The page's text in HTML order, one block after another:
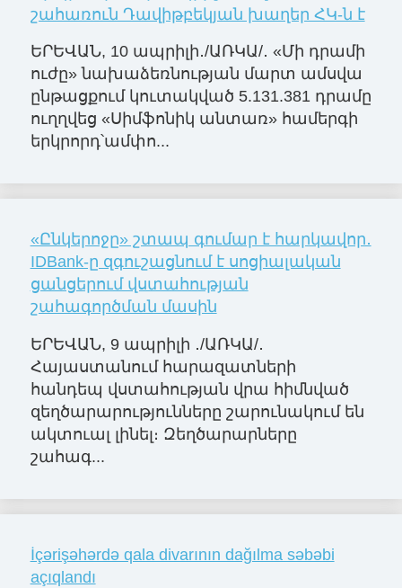
շահառուն Դավիթբեկյան խաղեր ՀԿ-ն է
ԵՐԵՎԱՆ, 10 ապրիլի․/ԱՌԿԱ/․ «Մի դրամի
ուժը» նախաձեռնության մարտ ամսվա
ընթացքում կուտակված 5.131.381 դրամը
ուղղվեց «Սիմֆոնիկ անտառ» համերգի
երկրորդ՝ամփո...
«Ընկերոջը» շտապ գումար է հարկավոր․
IDBank-ը զգուշացնում է սոցիալական
ցանցերում վստահության
շահագործման մասին
ԵՐԵՎԱՆ, 9 ապրիլի ․/ԱՌԿԱ/․
Հայաստանում հարազատների
հանդեպ վստահության վրա հիմնված
զեղծարարությունները շարունակում են
ակտուալ լինել։ Զեղծարարները
շահագ...
İçərişəhərdə qala divarının dağılma səbəbi
açıqlandı